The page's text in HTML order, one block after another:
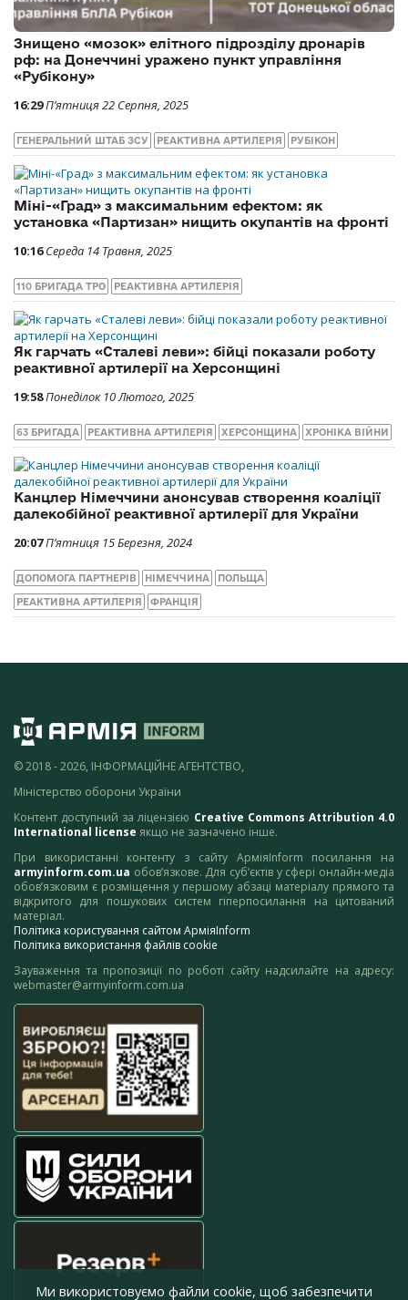
Знищено «мозок» елітного підрозділу дронарів
рф: на Донеччині уражено пункт управління
«Рубікону»
16:29П’ятниця 22 Серпня, 2025
ГЕНЕРАЛЬНИЙ ШТАБ ЗСУ РЕАКТИВНА АРТИЛЕРІЯ РУБІКОН
Міні-«Град» з максимальним ефектом: як
установка «Партизан» нищить окупантів на фронті
10:16 Середа 14 Травня, 2025
110 БРИГАДА ТРО РЕАКТИВНА АРТИЛЕРІЯ
Як гарчать «Сталеві леви»: бійці показали роботу
реактивної артилерії на Херсонщині
19:58Понеділок 10 Лютого, 2025
63 БРИГАДА РЕАКТИВНА АРТИЛЕРІЯ ХЕРСОНЩИНА ХРОНІКА ВІЙНИ
Канцлер Німеччини анонсував створення коаліції
далекобійної реактивної артилерії для України
20:07П’ятниця 15 Березня, 2024
ДОПОМОГА ПАРТНЕРІВ НІМЕЧЧИНА ПОЛЬЩА
РЕАКТИВНА АРТИЛЕРІЯ ФРАНЦІЯ
© 2018 - 2026, ІНФОРМАЦІЙНЕ АГЕНТСТВО,
Міністерство оборони України
Контент доступний за ліцензією Creative Commons Attribution 4.0
International license якщо не зазначено інше.
При використанні контенту з сайту АрміяInform посилання на
armyinform.com.ua обов’язкове. Для суб’єктів у сфері онлайн-медіа
обов’язковим є розміщення у першому абзаці матеріалу прямого та
відкритого для пошукових систем гіперпосилання на цитований
матеріал.
Політика користування сайтом АрміяInform
Політика використання файлів cookie
Зауваження та пропозиції по роботі сайту надсилайте на адресу:
webmaster@armyinform.com.ua
Ми використовуємо файли cookie, щоб забезпечити